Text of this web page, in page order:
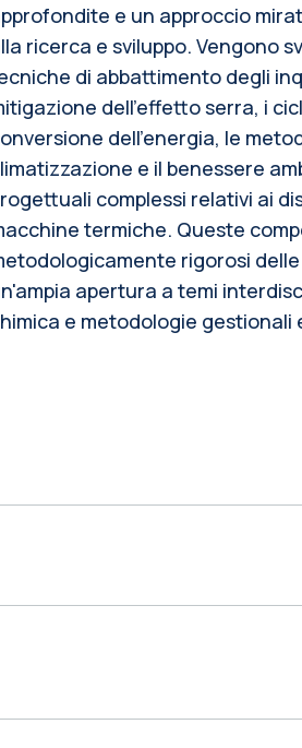
e un approccio
ricerca e sviluppo. Vengono
di abbattimento degli
dell'effetto serra, i
dell'energia, le
e il benessere
complessi relativi ai
termiche. Queste
rigorosi
apertura a temi
e metodologie gestionali